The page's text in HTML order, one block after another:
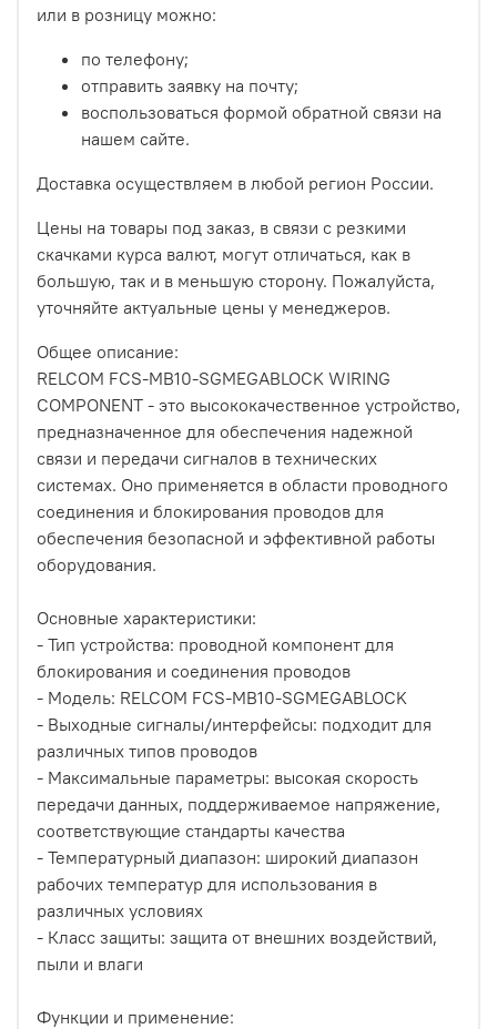
или в розницу можно:
по телефону;
отправить заявку на почту;
воспользоваться формой обратной связи на
нашем сайте.
Доставка осуществляем в любой регион России.
Цены на товары под заказ, в связи с резкими
скачками курса валют, могут отличаться, как в
большую, так и в меньшую сторону. Пожалуйста,
уточняйте актуальные цены у менеджеров.
Общее описание:
RELCOM FCS-MB10-SGMEGABLOCK WIRING
COMPONENT - это высококачественное устройство,
предназначенное для обеспечения надежной
связи и передачи сигналов в технических
системах. Оно применяется в области проводного
соединения и блокирования проводов для
обеспечения безопасной и эффективной работы
оборудования.
Основные характеристики:
- Тип устройства: проводной компонент для
блокирования и соединения проводов
- Модель: RELCOM FCS-MB10-SGMEGABLOCK
- Выходные сигналы/интерфейсы: подходит для
различных типов проводов
- Максимальные параметры: высокая скорость
передачи данных, поддерживаемое напряжение,
соответствующие стандарты качества
- Температурный диапазон: широкий диапазон
рабочих температур для использования в
различных условиях
- Класс защиты: защита от внешних воздействий,
пыли и влаги
Функции и применение: